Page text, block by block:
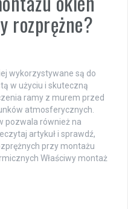
rozprężne?
wykorzystywane są do
w użyciu i skuteczną
ramy z murem przed
atmosferycznych.
pozwala również na
artykuł i sprawdź,
przy montażu
Właściwy montaż